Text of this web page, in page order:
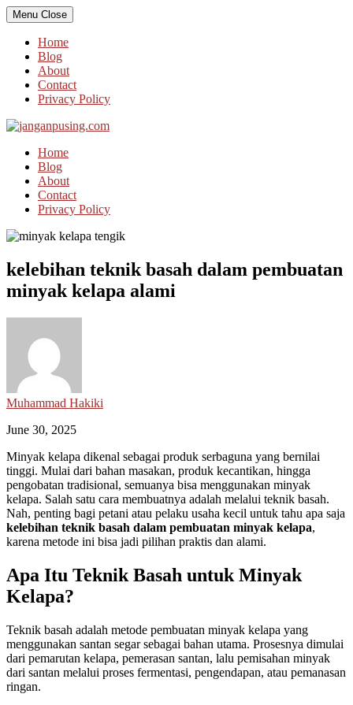
Skip
to
content
Menu Close
Home
Blog
About
Contact
Privacy Policy
Home
Blog
About
Contact
Privacy Policy
kelebihan teknik basah dalam pembuatan
minyak kelapa alami
Muhammad Hakiki
June 30, 2025
Minyak kelapa dikenal sebagai produk serbaguna yang bernilai
tinggi. Mulai dari bahan masakan, produk kecantikan, hingga
pengobatan tradisional, semuanya bisa menggunakan minyak
kelapa. Salah satu cara membuatnya adalah melalui teknik basah.
Nah, penting bagi petani atau pelaku usaha kecil untuk tahu apa saja
kelebihan teknik basah dalam pembuatan minyak kelapa,
karena metode ini bisa jadi pilihan praktis dan alami.
Apa Itu Teknik Basah untuk Minyak
Kelapa?
Teknik basah adalah metode pembuatan minyak kelapa yang
menggunakan santan segar sebagai bahan utama. Prosesnya dimulai
dari pemarutan kelapa, pemerasan santan, lalu pemisahan minyak
dari santan melalui proses fermentasi, pengendapan, atau pemanasan
ringan.